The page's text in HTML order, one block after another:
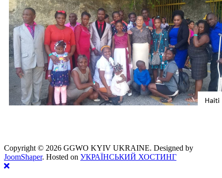
Copyright © 2026 GGWO KYIV UKRAINE. Designed by
JoomShaper. Hosted on УКРАЇНСЬКИЙ ХОСТИНГ